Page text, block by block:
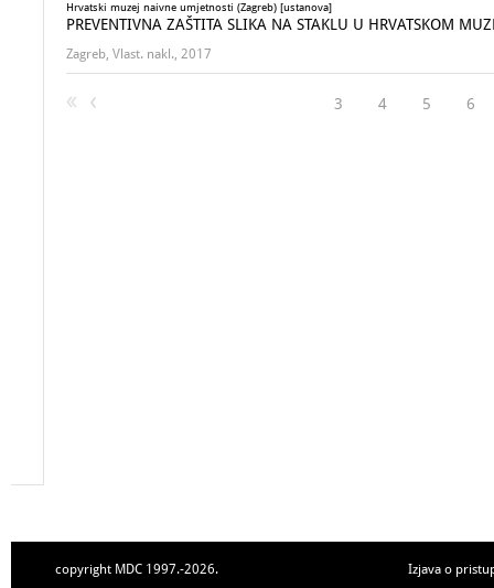
Hrvatski muzej naivne umjetnosti (Zagreb) [ustanova]
PREVENTIVNA ZAŠTITA SLIKA NA STAKLU U HRVATSKOM
Zagreb, Vlast. nakl., 2017
3 4 5 6
copyright MDC 1997.-2026. Izjava o